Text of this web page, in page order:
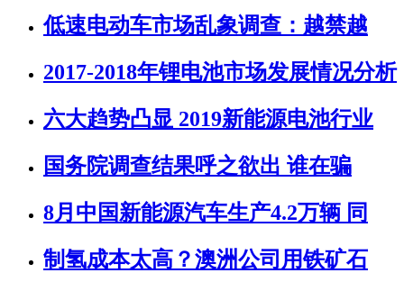
低速电动车市场乱象调查：越禁越
2017-2018年锂电池市场发展情况分析
六大趋势凸显 2019新能源电池行业
国务院调查结果呼之欲出 谁在骗
8月中国新能源汽车生产4.2万辆 同
制氢成本太高？澳洲公司用铁矿石